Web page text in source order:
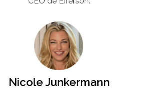
Nicole Junkermann​